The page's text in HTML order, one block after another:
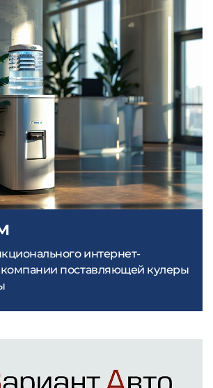
интернет-
компании поставляющей кулеры